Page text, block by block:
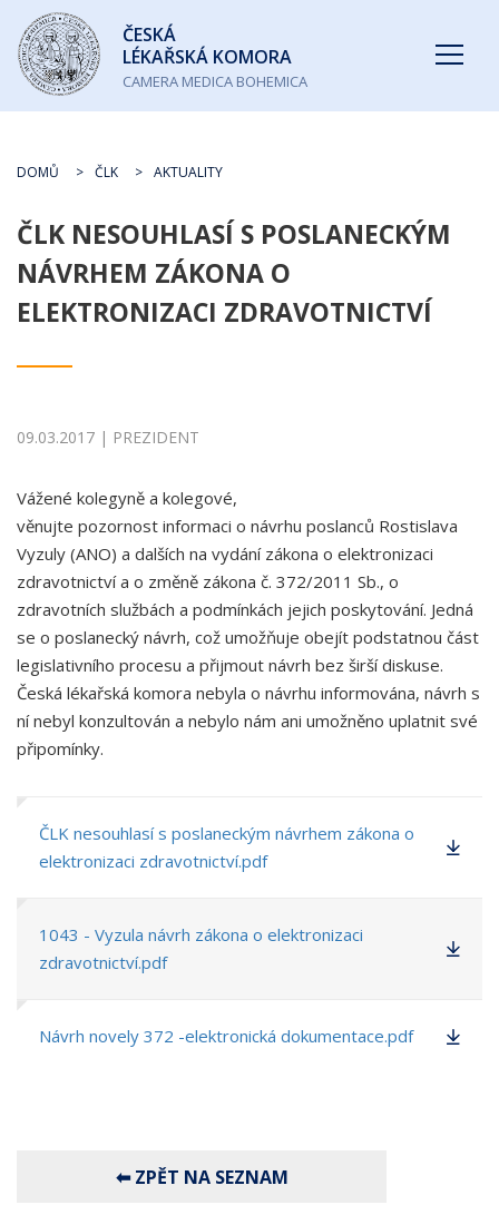
Česká
lékařská
komora
ČESKÁ
LÉKAŘSKÁ KOMORA
CAMERA MEDICA BOHEMICA
DOMŮ ČLK AKTUALITY
ČLK NESOUHLASÍ S POSLANECKÝM
NÁVRHEM ZÁKONA O
ELEKTRONIZACI ZDRAVOTNICTVÍ
09.03.2017 | PREZIDENT
Vážené kolegyně a kolegové,
věnujte pozornost informaci o návrhu poslanců Rostislava
Vyzuly (ANO) a dalších na vydání zákona o elektronizaci
zdravotnictví a o změně zákona č. 372/2011 Sb., o
zdravotních službách a podmínkách jejich poskytování. Jedná
se o poslanecký návrh, což umožňuje obejít podstatnou část
legislativního procesu a přijmout návrh bez širší diskuse.
Česká lékařská komora nebyla o návrhu informována, návrh s
ní nebyl konzultován a nebylo nám ani umožněno uplatnit své
připomínky.
ČLK nesouhlasí s poslaneckým návrhem zákona o
elektronizaci zdravotnictví.pdf
1043 - Vyzula návrh zákona o elektronizaci
zdravotnictví.pdf
Návrh novely 372 -elektronická dokumentace.pdf